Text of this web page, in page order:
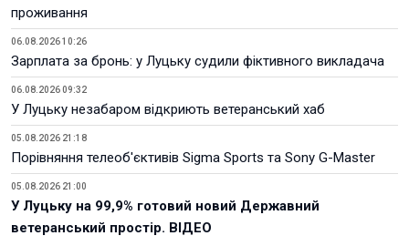
проживання
06.08.2026 10:26
Зарплата за бронь: у Луцьку судили фіктивного викладача
06.08.2026 09:32
У Луцьку незабаром відкриють ветеранський хаб
05.08.2026 21:18
Порівняння телеоб'єктивів Sigma Sports та Sony G-Master
05.08.2026 21:00
У Луцьку на 99,9% готовий новий Державний
ветеранський простір. ВІДЕО